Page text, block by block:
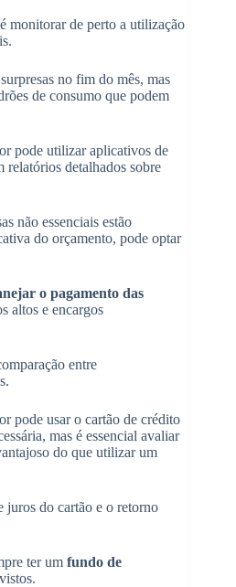
monitorar de perto a utilização
no fim do mês, mas
de consumo que podem
pode utilizar aplicativos de
relatórios detalhados sobre
não essenciais estão
do orçamento, pode optar
o pagamento das
altos e encargos
entre
pode usar o cartão de crédito
mas é essencial avaliar
do que utilizar um
juros do cartão e o retorno
ter um fundo de